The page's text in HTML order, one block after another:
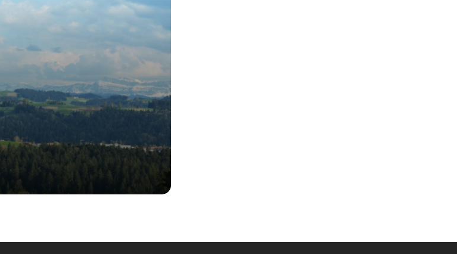
Швейцария голосует: как проходит
референдум 8 марта 2026
От индивидуализации
налогообложения в Швейцарии
проиграет большинство
Жак Бод: швейцарский военный
Референдум 30 ноября 2025:
инициатива о зависти провалилась
обнищанию